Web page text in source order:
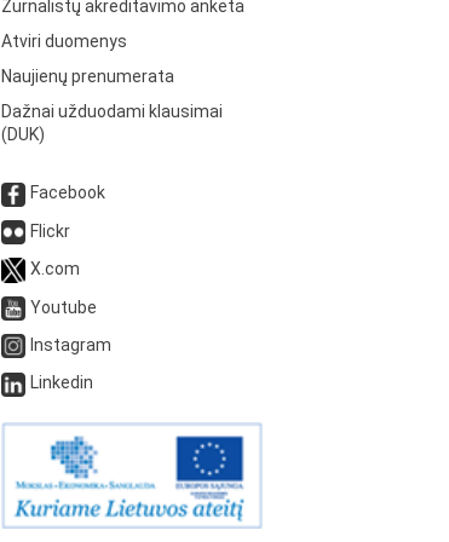
Žurnalistų akreditavimo anketa
Atviri duomenys
Naujienų prenumerata
Dažnai užduodami klausimai
(DUK)
Facebook
Flickr
X.com
Youtube
Instagram
Linkedin